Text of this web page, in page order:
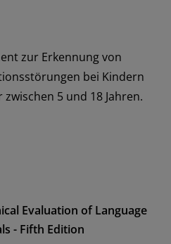
zur Erkennung von
bei Kindern
5 und 18 Jahren.
Evaluation of Language
- Fifth Edition